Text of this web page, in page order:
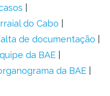
do Cabo
de documentação
da BAE
da BAE